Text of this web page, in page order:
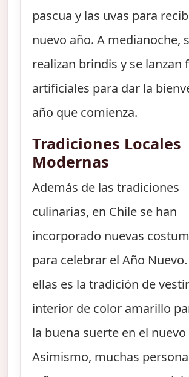
pascua y las uvas para
nuevo año. A medianoche,
realizan brindis y se lanzan
artificiales para dar la
año que comienza.
Tradiciones Locales
Modernas
Además de las tradiciones
culinarias, en Chile se han
incorporado nuevas
para celebrar el Año
ellas es la tradición de
interior de color amarillo
la buena suerte en el nuevo
Asimismo, muchas